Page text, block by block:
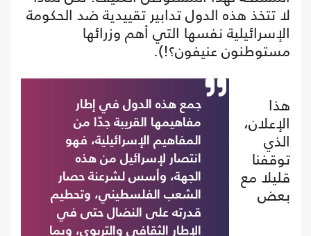
لا تتخذ هذه الدول تدابير تقييدية ضد الحكومة
الإسرائيلية نفسها التي أهم وزرائها
مستوطنون عنيفون؟!).
جمع هذه الدول في إطار
مفاهيمها القريبة جدّا من
المفاهيم الإسرائيلية، فهو
انتصار لإسرائيل من هذه
الجهة، وأسس لشرعنة حصار
الشعب الفلسطيني، وتحطيم
قدرته على النضال حتى في
الإطار الثقافي والتربوي، وبما
هذا
الإعلان،
الذي
توقفنا
قليلا مع
بعض